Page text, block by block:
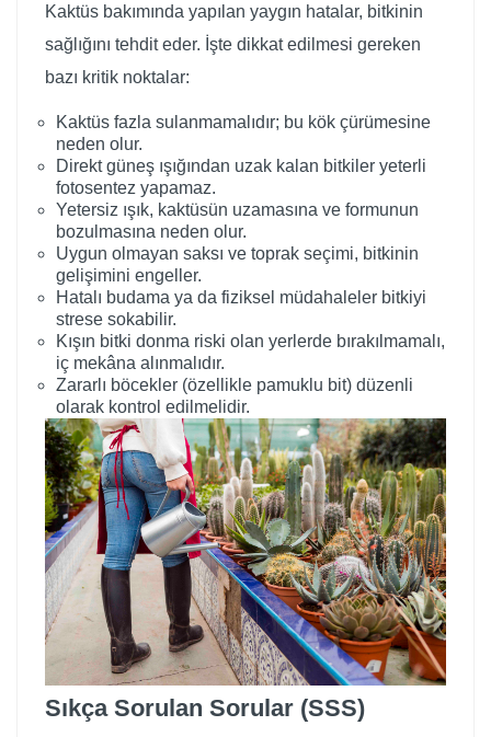
Kaktüs bakımında yapılan yaygın hatalar, bitkinin
sağlığını tehdit eder. İşte dikkat edilmesi gereken
bazı kritik noktalar:
Kaktüs fazla sulanmamalıdır; bu kök çürümesine
neden olur.
Direkt güneş ışığından uzak kalan bitkiler yeterli
fotosentez yapamaz.
Yetersiz ışık, kaktüsün uzamasına ve formunun
bozulmasına neden olur.
Uygun olmayan saksı ve toprak seçimi, bitkinin
gelişimini engeller.
Hatalı budama ya da fiziksel müdahaleler bitkiyi
strese sokabilir.
Kışın bitki donma riski olan yerlerde bırakılmamalı,
iç mekâna alınmalıdır.
Zararlı böcekler (özellikle pamuklu bit) düzenli
olarak kontrol edilmelidir.
Sıkça Sorulan Sorular (SSS)